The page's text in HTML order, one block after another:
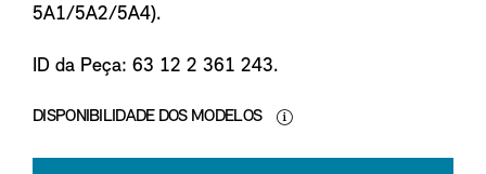
5A1/5A2/5A4).
ID da Peça: 63 12 2 361 243.
DISPONIBILIDADE DOS MODELOS